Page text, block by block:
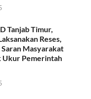
Tanjab Timur,
Reses,
Masyarakat
Ukur Pemerintah